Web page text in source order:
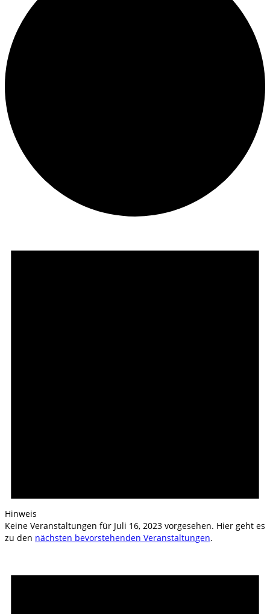
für
Hinweis
Keine Veranstaltungen für Juli 16, 2023 vorgesehen. Hier geht es
zu den nächsten bevorstehenden Veranstaltungen.